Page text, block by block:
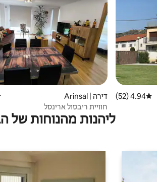
דירוג ממוצע של 4.94 מתוך 5, 52 ביקורות
4.94 (52)
דירה | Arinsal
חוויית ריבסול ארינסל
ליהנות מהנוחות של